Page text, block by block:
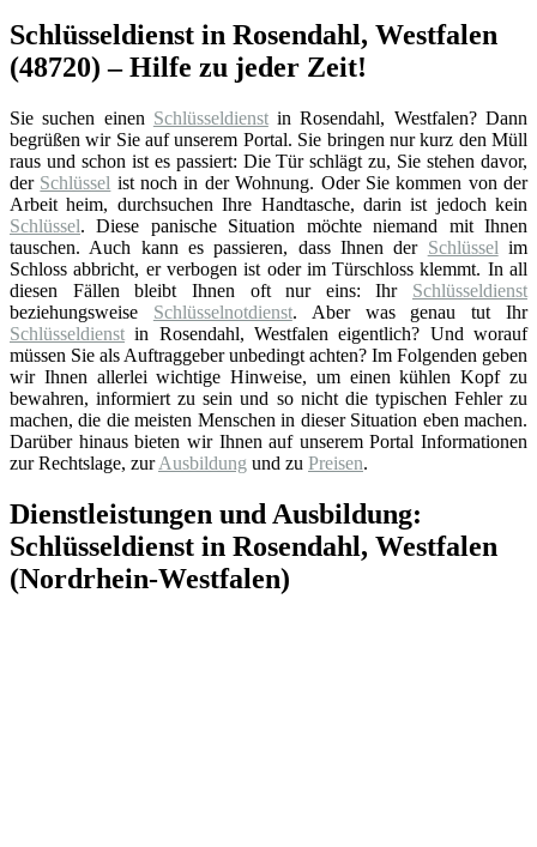
Schlüsseldienst in Rosendahl, Westfalen
(48720) – Hilfe zu jeder Zeit!
Sie suchen einen Schlüsseldienstin Rosendahl, Westfalen? Dann
begrüßen wir Sie auf unserem Portal. Sie bringen nur kurz den Müll
raus und schon ist es passiert: Die Tür schlägt zu, Sie stehen davor,
der Schlüssel ist noch in der Wohnung. Oder Sie kommen von der
Arbeit heim, durchsuchen Ihre Handtasche, darin ist jedoch kein
Schlüssel. Diese panische Situation möchte niemand mit Ihnen
tauschen. Auch kann es passieren, dass Ihnen der Schlüssel im
Schloss abbricht, er verbogen ist oder im Türschloss klemmt. In all
diesen Fällen bleibt Ihnen oft nur eins: Ihr Schlüsseldienst
beziehungsweise Schlüsselnotdienst. Aber was genau tut Ihr
Schlüsseldienst in Rosendahl, Westfalen eigentlich? Und worauf
müssen Sie als Auftraggeber unbedingt achten? Im Folgenden geben
wir Ihnen allerlei wichtige Hinweise, um einen kühlen Kopf zu
bewahren, informiert zu sein und so nicht die typischen Fehler zu
machen, die die meisten Menschen in dieser Situation eben machen.
Darüber hinaus bieten wir Ihnen auf unserem Portal Informationen
zur Rechtslage, zurAusbildung und zu Preisen.
Dienstleistungen und Ausbildung:
Schlüsseldienst in Rosendahl, Westfalen
(Nordrhein-Westfalen)